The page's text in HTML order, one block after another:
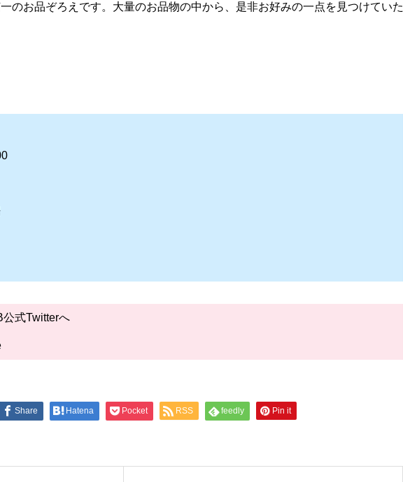
のお品ぞろえです。大量のお品物の中から、是非お好みの一点を見つけていた
式Twitterへ
Share Hatena Pocket RSS feedly Pin it